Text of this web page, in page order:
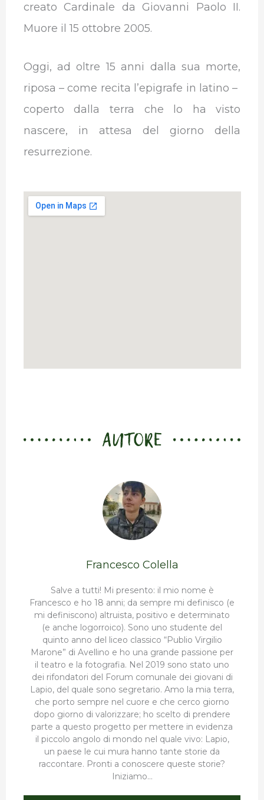
creato Cardinale da Giovanni Paolo II.
Muore il 15 ottobre 2005.
Oggi, ad oltre 15 anni dalla sua morte,
riposa – come recita l’epigrafe in latino –
coperto dalla terra che lo ha visto
nascere, in attesa del giorno della
resurrezione.
AUTORE
Francesco Colella
Salve a tutti! Mi presento: il mio nome è
Francesco e ho 18 anni; da sempre mi definisco (e
mi definiscono) altruista, positivo e determinato
(e anche logorroico). Sono uno studente del
quinto anno del liceo classico “Publio Virgilio
Marone” di Avellino e ho una grande passione per
il teatro e la fotografia. Nel 2019 sono stato uno
dei rifondatori del Forum comunale dei giovani di
Lapio, del quale sono segretario. Amo la mia terra,
che porto sempre nel cuore e che cerco giorno
dopo giorno di valorizzare; ho scelto di prendere
parte a questo progetto per mettere in evidenza
il piccolo angolo di mondo nel quale vivo: Lapio,
un paese le cui mura hanno tante storie da
raccontare. Pronti a conoscere queste storie?
Iniziamo…